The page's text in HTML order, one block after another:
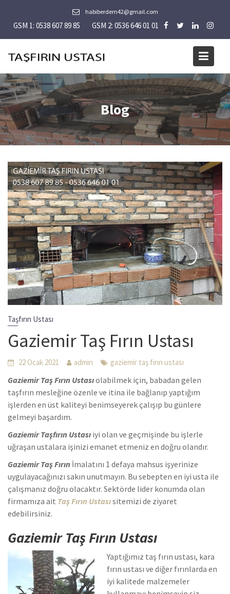
content
habiberdem42@gmail.com
GSM 1: 0538 607 89 85 GSM 2: 0536 646 01 01
Blog
Taşfırın Ustası
Gaziemir Taş Fırın Ustası
22 Ocak 2021 admin gaziemir taş fırın ustası
Gaziemir Taş Fırın Ustasıolabilmek için, babadan gelen
taşfırın mesleğine özenle ve itina ile bağlanıp yaptığım
işlerden en üst kaliteyi benimseyerek çalışıp bu günlere
gelmeyi başardım.
Gaziemir Taşfırın Ustası iyi olan ve geçmişinde bu işlerle
uğraşan ustalara işinizi emanet etmeniz en doğru olandır.
Gaziemir Taş Fırın İmalatını 1 defaya mahsus işyerinize
uygulayacağınızı sakın unutmayın. Bu sebepten en iyi usta ile
çalışmanız doğru olacaktır. Sektörde lider konumda olan
firmamıza ait Taş Fırın Ustasısitemizi de ziyaret
edebilirsiniz.
Gaziemir Taş Fırın Ustası
Yaptığımız taş fırın ustası, kara
fırın ustası ve diğer fırınlarda en
iyi kalitede malzemeler